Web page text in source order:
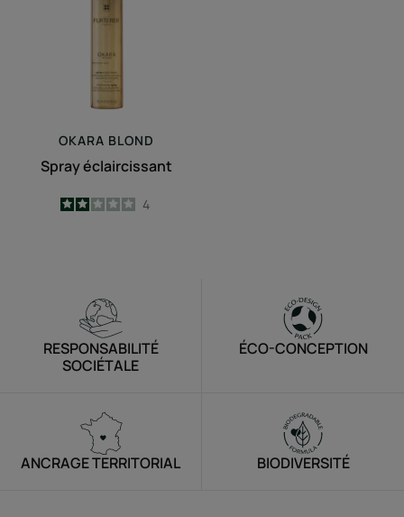
OKARA BLOND
Spray éclaircissant
2
/
5
4
RESPONSABILITÉ
SOCIÉTALE
ÉCO-CONCEPTION
ANCRAGE TERRITORIAL BIODIVERSITÉ